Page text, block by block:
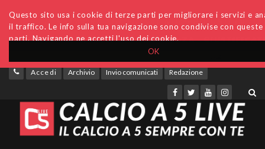
OK
Questo sito usa i cookie di terze parti per migliorare i servizi e
il traffico. Le info sulla tua navigazione sono condivise con
parti. Navigando ne accetti l'uso dei cookie.
Accedi Archivio Invio comunicati Redazione